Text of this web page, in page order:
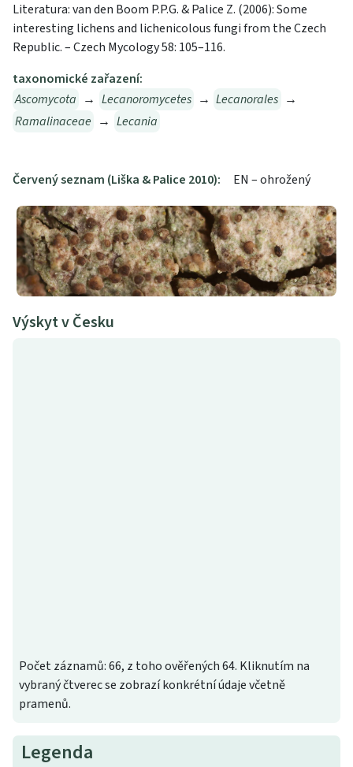
Literatura: van den Boom P.P.G. & Palice Z. (2006): Some
interesting lichens and lichenicolous fungi from the Czech
Republic. – Czech Mycology 58: 105–116.
taxonomické zařazení:
Ascomycota → Lecanoromycetes → Lecanorales →
Ramalinaceae → Lecania
Červený seznam (Liška & Palice 2010): EN – ohrožený
Výskyt v Česku
Počet záznamů: 66, z toho ověřených 64. Kliknutím na
vybraný čtverec se zobrazí konkrétní údaje včetně
pramenů.
Legenda